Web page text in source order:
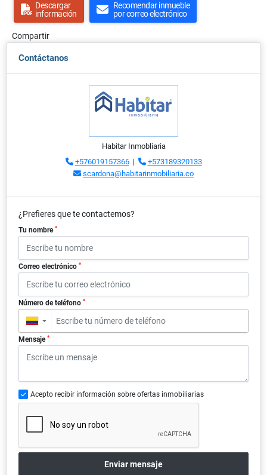
Descargar
información
Recomendar inmueble
por correo electrónico
Compartir
Contáctanos
Habitar Inmobliaria
+576019157366|
+573189320133
scardona@habitarinmobiliaria.co
¿Prefieres que te contactemos?
Tu nombre *
Correo electrónico *
Número de teléfono *
▼
Mensaje *
Acepto recibir información sobre ofertas inmobiliarias
Enviar mensaje